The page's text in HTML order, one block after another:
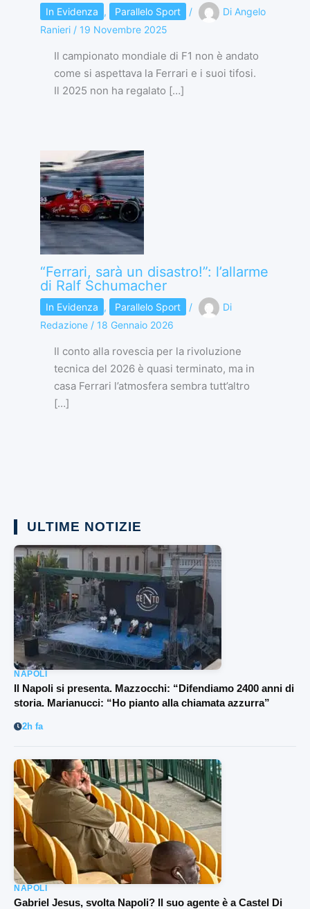
In Evidenza , Parallelo Sport / Di Angelo
Ranieri / 19 Novembre 2025
Il campionato mondiale di F1 non è andato
come si aspettava la Ferrari e i suoi tifosi.
Il 2025 non ha regalato […]
“Ferrari, sarà un disastro!”: l’allarme
di Ralf Schumacher
In Evidenza , Parallelo Sport /
Di
Redazione / 18 Gennaio 2026
Il conto alla rovescia per la rivoluzione
tecnica del 2026 è quasi terminato, ma in
casa Ferrari l’atmosfera sembra tutt’altro
[…]
ULTIME NOTIZIE
NAPOLI
Il Napoli si presenta. Mazzocchi: “Difendiamo 2400 anni di
storia. Marianucci: “Ho pianto alla chiamata azzurra”
2h fa
NAPOLI
Gabriel Jesus, svolta Napoli? Il suo agente è a Castel Di